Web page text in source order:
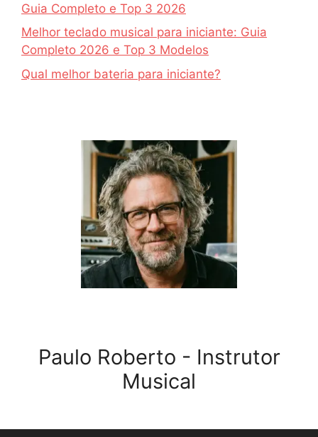
Guia Completo e Top 3 2026
Melhor teclado musical para iniciante: Guia
Completo 2026 e Top 3 Modelos
Qual melhor bateria para iniciante?
Paulo Roberto - Instrutor
Musical